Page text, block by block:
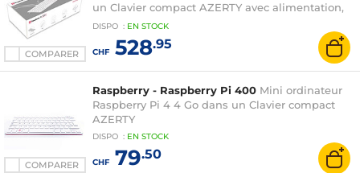
COMPARER
un Clavier compact AZERTY avec alimentation,
câble HDMI et souris - Raspberry Pi OS
DISPO : EN STOCK
CHF528.95
COMPARER
Raspberry - Raspberry Pi 400 Mini ordinateur
Raspberry Pi 4 4 Go dans un Clavier compact
AZERTY
DISPO : EN STOCK
CHF79.50